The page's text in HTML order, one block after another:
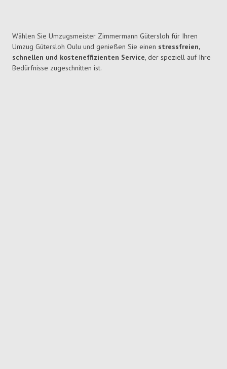
Wählen Sie Umzugsmeister Zimmermann Gütersloh für Ihren
Umzug Gütersloh Oulu und genießen Sie einen stressfreien,
schnellen und kosteneffizienten Service, der speziell auf Ihre
Bedürfnisse zugeschnitten ist.